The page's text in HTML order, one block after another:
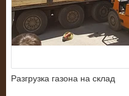
Разгрузка газона на склад